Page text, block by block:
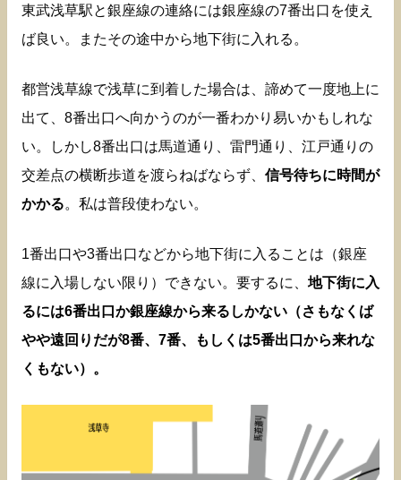
東武浅草駅と銀座線の連絡には銀座線の7番出口を使え
ば良い。またその途中から地下街に入れる。
都営浅草線で浅草に到着した場合は、諦めて一度地上に
出て、8番出口へ向かうのが一番わかり易いかもしれな
い。しかし8番出口は馬道通り、雷門通り、江戸通りの
交差点の横断歩道を渡らねばならず、 信号待ちに時間が
かかる。私は普段使わない。
1番出口や3番出口などから地下街に入ることは（銀座
線に入場しない限り）できない。要するに、 地下街に入
るには6番出口か銀座線から来るしかない（さもなくば
やや遠回りだが8番、7番、もしくは5番出口から来れな
くもない）。